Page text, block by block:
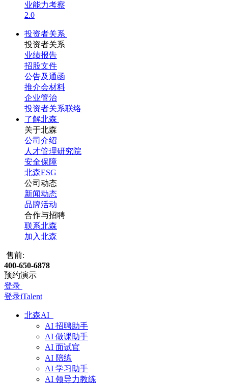
业能力考察
2.0
投资者关系
投资者关系
业绩报告
招股文件
公告及通函
推介会材料
企业管治
投资者关系联络
了解北森
关于北森
公司介绍
人才管理研究院
安全保障
北森ESG
公司动态
新闻动态
品牌活动
合作与招聘
联系北森
加入北森
售前:
400-650-6878
预约演示
登录
登录iTalent
北森AI
AI 招聘助手
AI 做课助手
AI 面试官
AI 陪练
AI 学习助手
AI 领导力教练